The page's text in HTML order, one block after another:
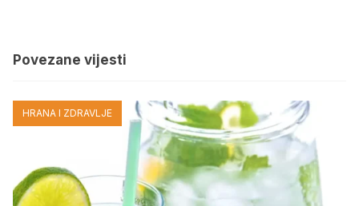
Povezane vijesti
HRANA I ZDRAVLJE